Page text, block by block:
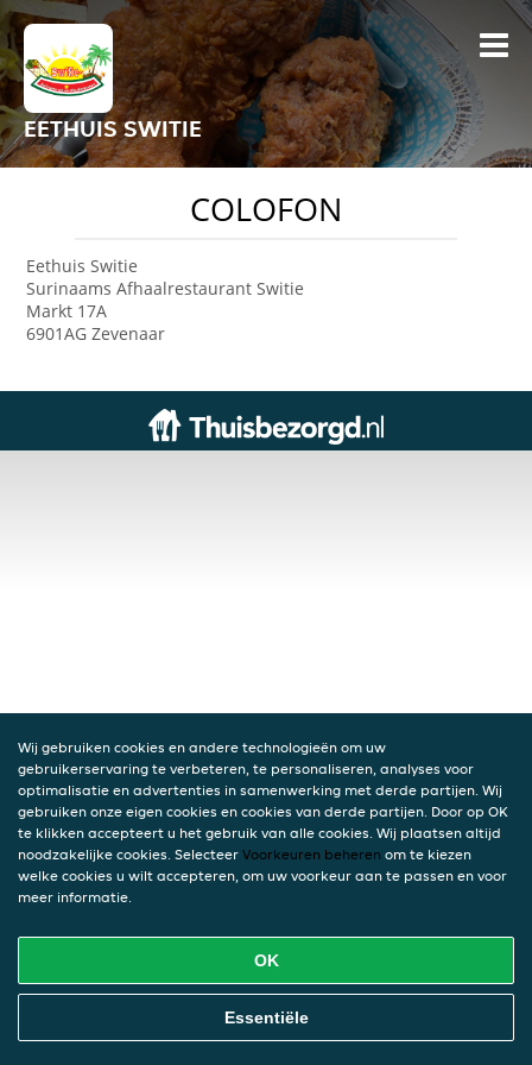
EETHUIS SWITIE
COLOFON
Eethuis Switie
Surinaams Afhaalrestaurant Switie
Markt 17A
6901AG Zevenaar
Wij gebruiken cookies en andere technologieën om uw
gebruikerservaring te verbeteren, te personaliseren, analyses voor
optimalisatie en advertenties in samenwerking met derde partijen. Wij
gebruiken onze eigen cookies en cookies van derde partijen. Door op OK
te klikken accepteert u het gebruik van alle cookies. Wij plaatsen altijd
noodzakelijke cookies. Selecteer Voorkeuren beheren om te kiezen
welke cookies u wilt accepteren, om uw voorkeur aan te passen en voor
meer informatie.
OK
Essentiële